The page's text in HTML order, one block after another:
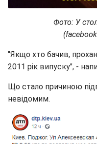
Фото: У
"Якщо хто бачив,
2011 рік випуску", -
Що стало причиною
невідомим.